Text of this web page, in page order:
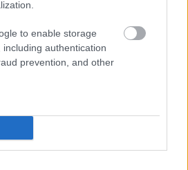
to enable storage
including authentication
prevention, and otherRÉSZLETEK
ÖSSZES ÁTIGAZOLÁSHOZ